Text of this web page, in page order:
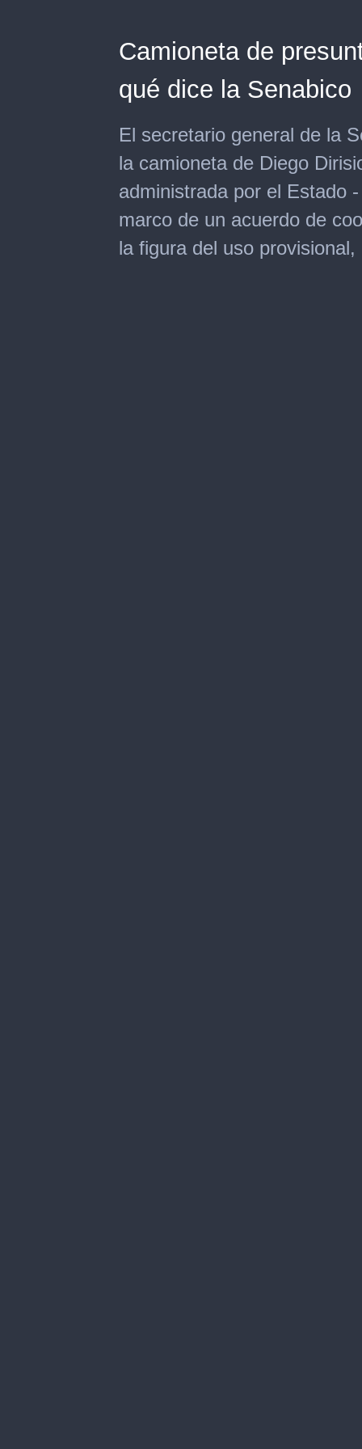
Camioneta de
qué dice la Senabico
El secretario general de la
la camioneta de Diego
administrada por el Estado
marco de un acuerdo de
la figura del uso